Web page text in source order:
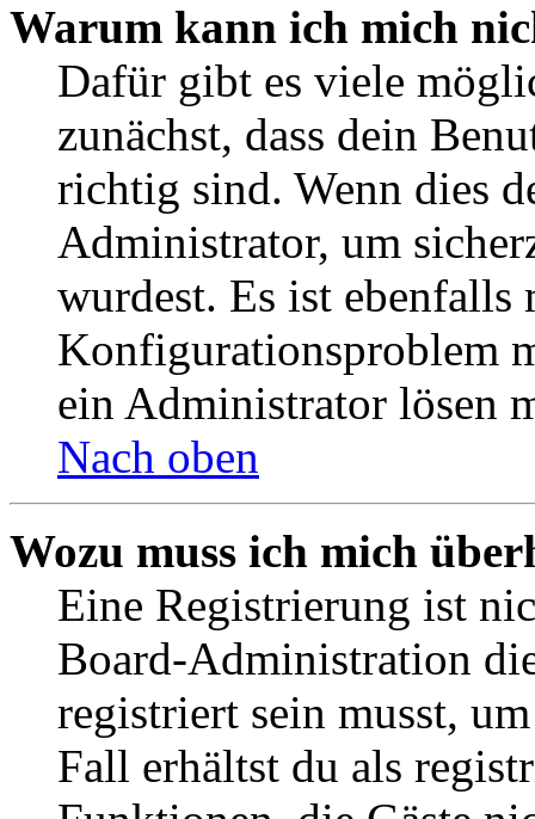
Warum kann ich mich
Dafür gibt es viele
zunächst, dass dein
richtig sind. Wenn dies
Administrator, um
wurdest. Es ist ebenfalls
Konfigurationsproblem
ein Administrator lösen
Nach oben
Wozu muss ich mich
Eine Registrierung ist
Board-Administration
registriert sein musst,
Fall erhältst du als